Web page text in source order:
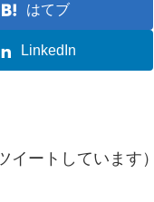
はてブ
LinkedIn
ートしています）